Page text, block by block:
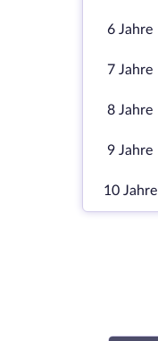
6 Jahre
7 Jahre
8 Jahre
9 Jahre
10 Jahre